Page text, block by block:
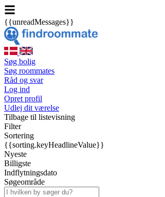
{{unreadMessages}}
Søg bolig
Søg roommates
Råd og svar
Log ind
Opret profil
Udlej dit værelse
Tilbage til listevisning
Filter
Sortering
{{sorting.keyHeadlineValue}}
Nyeste
Billigste
Indflytningsdato
Søgeområde